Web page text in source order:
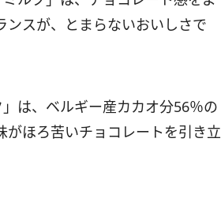
ンスが、とまらないおいしさで
は、ベルギー産カカオ分56％の
がほろ苦いチョコレートを引き立